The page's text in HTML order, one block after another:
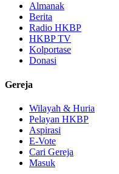
Almanak
Berita
Radio HKBP
HKBP TV
Kolportase
Donasi
Gereja
Wilayah & Huria
Pelayan HKBP
Aspirasi
E-Vote
Cari Gereja
Masuk